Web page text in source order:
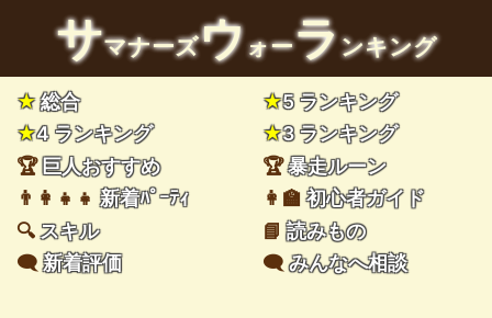
サマナーズウォーランキング
★総合 ★5 ランキング
★4 ランキング ★3 ランキング
🏆巨人おすすめ 🏆暴走ルーン
👨‍👩‍👧‍👧新着ﾊﾟｰﾃｨ 👩‍🏫初心者ガイド
🔍スキル 📘読みもの
🗨️新着評価 🗨️みんなへ相談